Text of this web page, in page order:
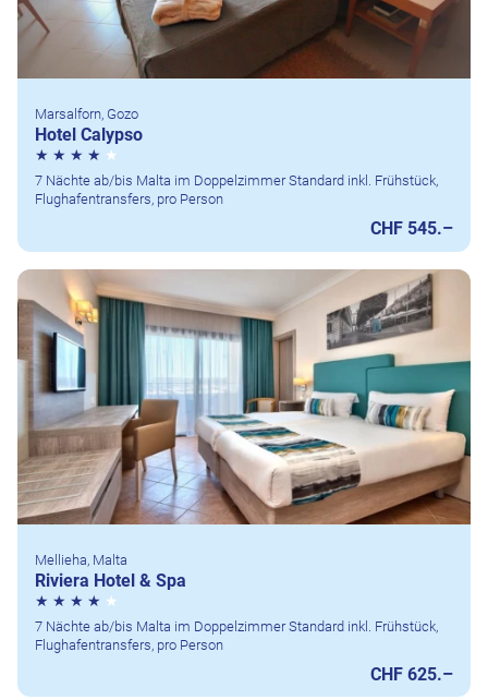
Marsalforn, Gozo
Hotel Calypso
7 Nächte ab/bis Malta im Doppelzimmer Standard inkl. Frühstück,
Flughafentransfers, pro Person
CHF 545.–
Mellieha, Malta
Riviera Hotel & Spa
7 Nächte ab/bis Malta im Doppelzimmer Standard inkl. Frühstück,
Flughafentransfers, pro Person
CHF 625.–